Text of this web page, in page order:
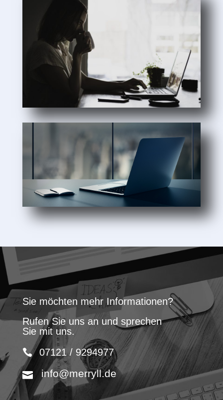
Sie möchten mehr Informationen?
Rufen Sie uns an und sprechen
Sie mit uns.
07121 / 9294977
info@merryll.de